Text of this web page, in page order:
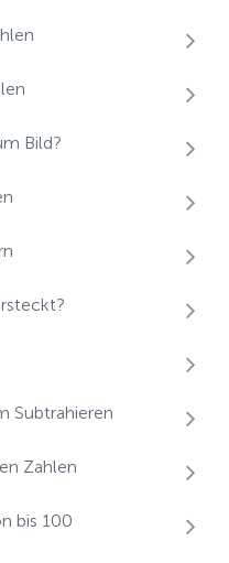
Bild?
Subtrahieren
Zahlen
bis 100